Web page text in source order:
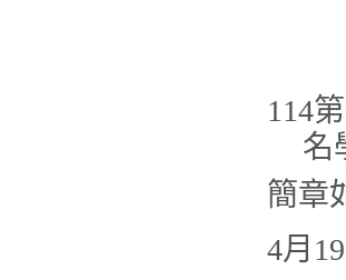
114
名
簡章
4月